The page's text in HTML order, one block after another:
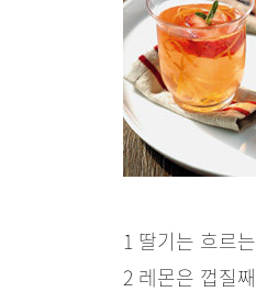
1 딸기는 흐르
2 레몬은 껍질